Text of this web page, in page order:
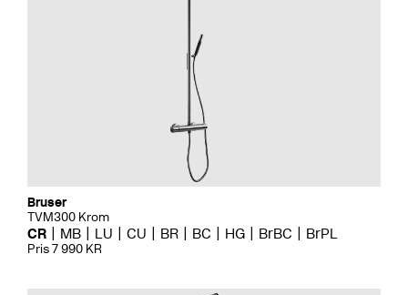
Bruser
TVM300 Krom
CR MB LU CU BR BC HG BrBC BrPL
Pris 7 990 KR